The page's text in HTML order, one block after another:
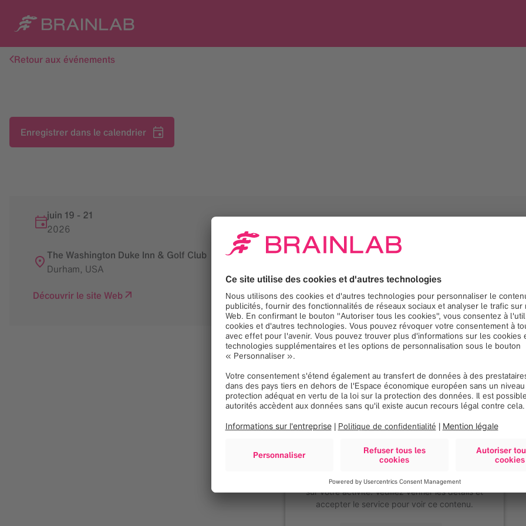
Retour aux événements
Enregistrer dans le calendrier
juin 19 - 21
2026
The Washington Duke Inn & Golf Club
Durham, USA
Découvrir le site Web
Nous avons besoin de
votre consentement pour
charger le service Google
contenu susceptible de collecter des données
sur votre activité. Veuillez vérifier les détails et
accepter le service pour voir ce contenu.